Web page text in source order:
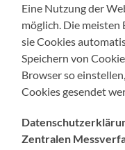
Eine Nutzung der
möglich. Die meisten
sie Cookies
Speichern von
Browser so
Cookies gesendet
Zentralen